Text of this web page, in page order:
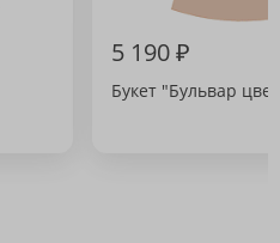
5 190 ₽
Букет "Бульвар